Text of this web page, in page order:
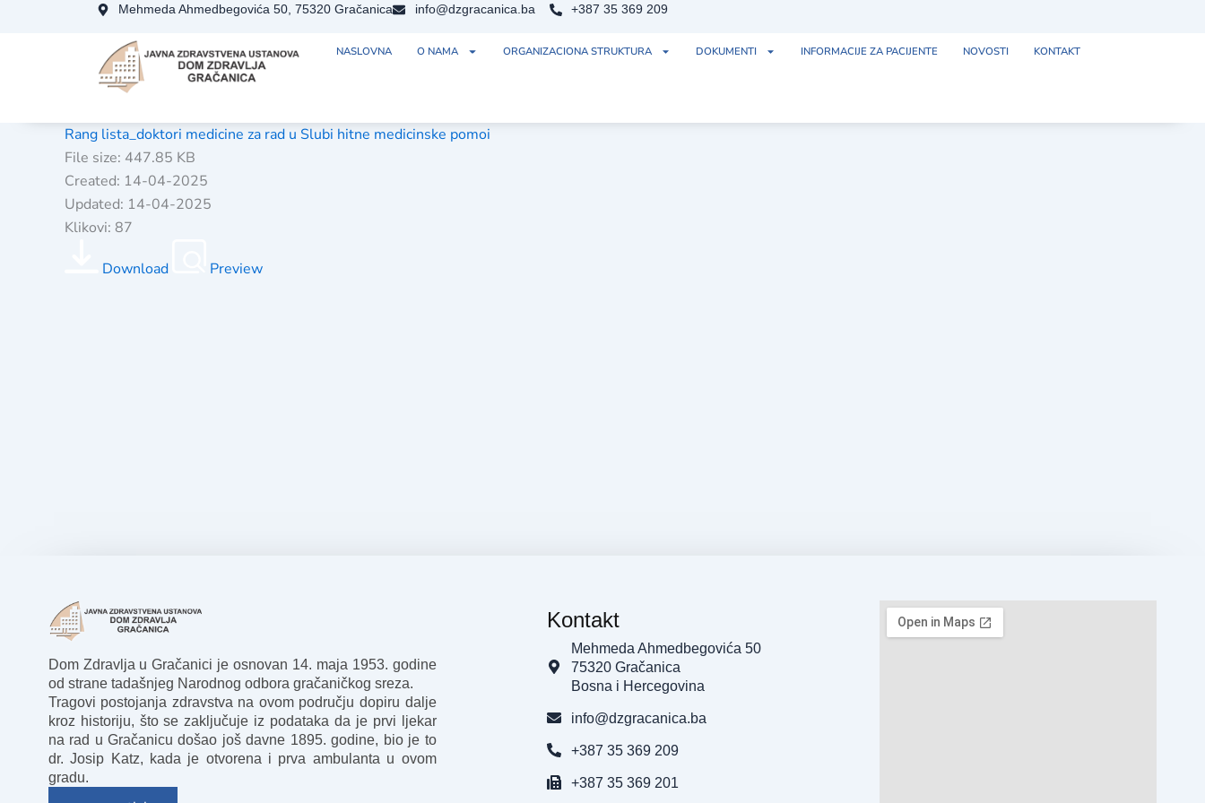
Mehmeda Ahmedbegovića 50, 75320 Gračanica info@dzgracanica.ba +387 35 369 209
NASLOVNA O NAMA ORGANIZACIONA STRUKTURA DOKUMENTI INFORMACIJE ZA PACIJENTE NOVOSTI KONTAKT
Rang lista_doktori medicine za rad u Slubi hitne medicinske pomoi
File size: 447.85 KB
Created: 14-04-2025
Updated: 14-04-2025
Klikovi: 87
Download Preview
Dom Zdravlja u Gračanici je osnovan 14. maja 1953. godine
od strane tadašnjeg Narodnog odbora gračaničkog sreza.
Tragovi postojanja zdravstva na ovom području dopiru dalje
kroz historiju, što se zaključuje iz podataka da je prvi ljekar
na rad u Gračanicu došao još davne 1895. godine, bio je to
dr. Josip Katz, kada je otvorena i prva ambulanta u ovom
gradu.
Kontakt
Mehmeda Ahmedbegovića 50
75320 Gračanica
Bosna i Hercegovina
info@dzgracanica.ba
+387 35 369 209
+387 35 369 201